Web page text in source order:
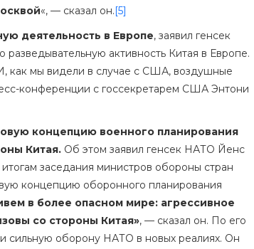
«, — сказал он.[5]
деятельность в Европе, заявил генсек
активность Китая в Европе.
как мы видели в случае с США, воздушные
конференции с госсекретарем США Энтони
концепцию военного планирования
Китая. Об этом заявил генсек НАТО Йенс
заседания министров обороны стран
концепцию оборонного планирования
в более опасном мире: агрессивное
со стороны Китая», — сказал он. По его
сильную оборону НАТО в новых реалиях. Он